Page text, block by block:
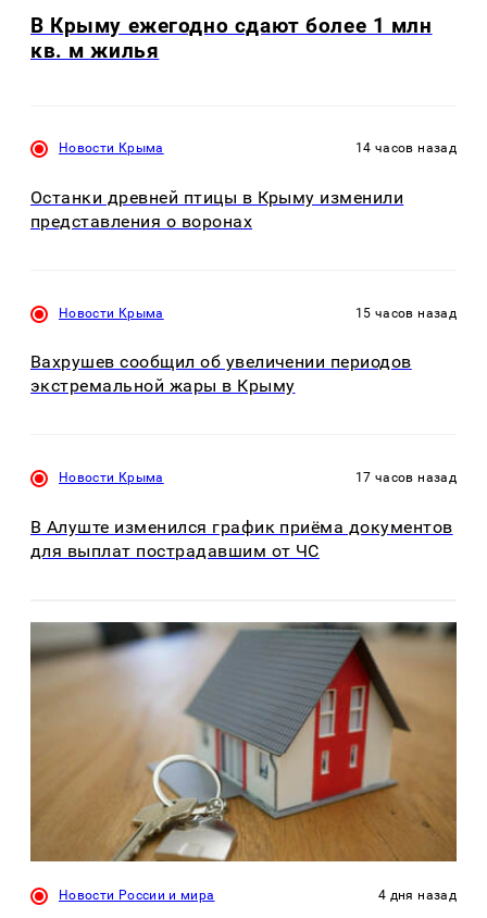
В Крыму ежегодно сдают более 1 млн
кв. м жилья
Новости Крыма 14 часов назад
Останки древней птицы в Крыму изменили
представления о воронах
Новости Крыма 15 часов назад
Вахрушев сообщил об увеличении периодов
экстремальной жары в Крыму
Новости Крыма 17 часов назад
В Алуште изменился график приёма документов
для выплат пострадавшим от ЧС
Новости России и мира 4 дня назад